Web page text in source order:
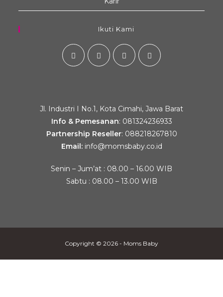
Ikuti Kami
Jl. Industri I No.1, Kota Cimahi, Jawa Barat
Info & Pemesanan: 081324236933
Partnership Reseller: 088218267810
Email: info@momsbaby.co.id
Senin – Jum’at : 08.00 – 16.00 WIB
Sabtu : 08.00 – 13.00 WIB
Copyright © 2026 - Moms Baby